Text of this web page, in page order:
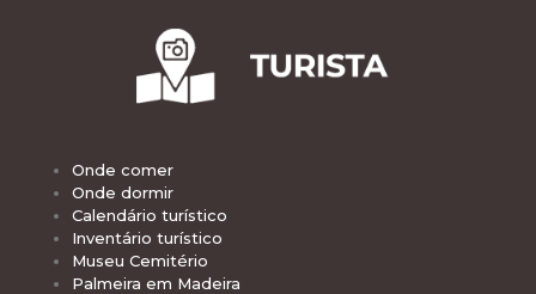
Onde comer
Onde dormir
Calendário turístico
Inventário turístico
Museu Cemitério
Palmeira em Madeira